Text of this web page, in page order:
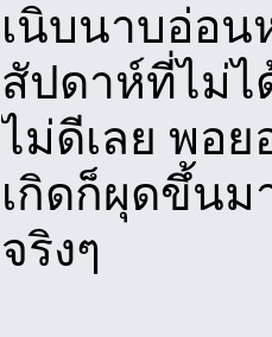
เนิบนาบอ่อน
สัปดาห์ที่ไม่ไ
ไม่ดีเลย พอ
เกิดก็ผุดขึ้นม
จริงๆ